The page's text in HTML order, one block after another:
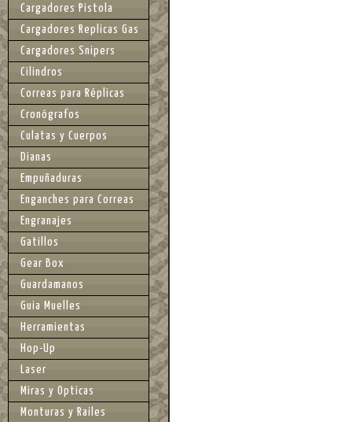
Cargadores Pistola
Cargadores Replicas Gas
Cargadores Snipers
Cilindros
Correas para Réplicas
Cronógrafos
Culatas y Cuerpos
Dianas
Empuñaduras
Enganches para Correas
Engranajes
Gatillos
Gear Box
Guardamanos
Guia Muelles
Herramientas
Hop-Up
Laser
Miras y Opticas
Monturas y Railes